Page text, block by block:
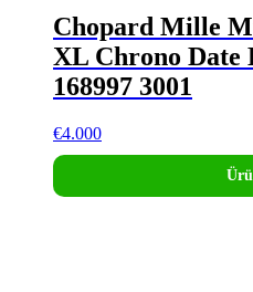
Chopard Mille
XL Chrono
168997 3001
€4.000